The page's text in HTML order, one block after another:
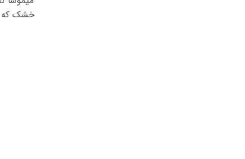
خشک که در طی